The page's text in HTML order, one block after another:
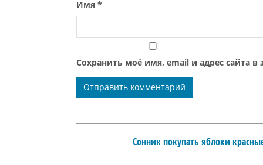
Имя *
Сохранить моё имя, email и адрес сайта
Сонник покупать яблоки